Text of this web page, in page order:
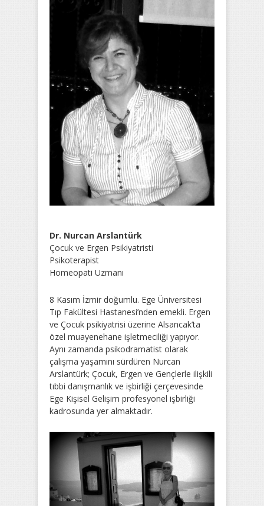
Dr. Nurcan Arslantürk
Çocuk ve Ergen Psikiyatristi
Psikoterapist
Homeopati Uzmanı
8 Kasım İzmir doğumlu. Ege Üniversitesi
Tıp Fakültesi Hastanesi’nden emekli. Ergen
ve Çocuk psikiyatrisi üzerine Alsancak’ta
özel muayenehane işletmeciliği yapıyor.
Aynı zamanda psikodramatist olarak
çalışma yaşamını sürdüren Nurcan
Arslantürk; Çocuk, Ergen ve Gençlerle ilişkili
tıbbi danışmanlık ve işbirliği çerçevesinde
Ege Kişisel Gelişim profesyonel işbirliği
kadrosunda yer almaktadır.